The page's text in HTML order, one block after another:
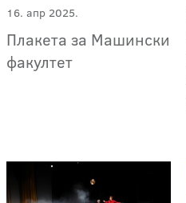
16. апр 2025.
Плакета за Машински
факултет